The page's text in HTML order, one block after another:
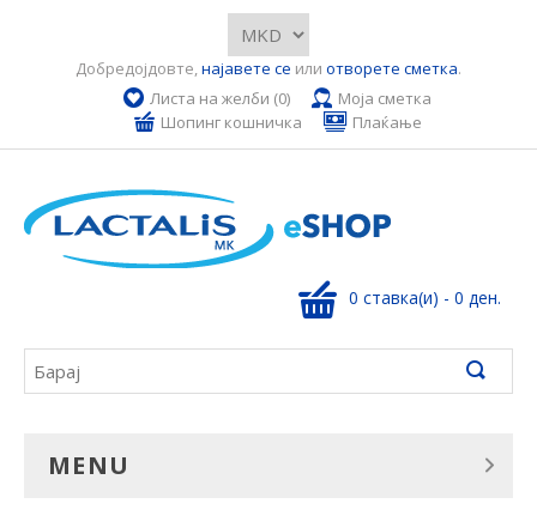
Добредојдовте,најавете се или отворете сметка.
Листа на желби (0)
Моја сметка
Шопинг кошничка
Плаќање
0 ставка(и) - 0 ден.
MENU